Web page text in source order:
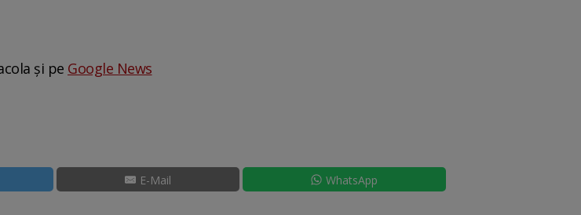
și pe Google News
E-Mail WhatsApp